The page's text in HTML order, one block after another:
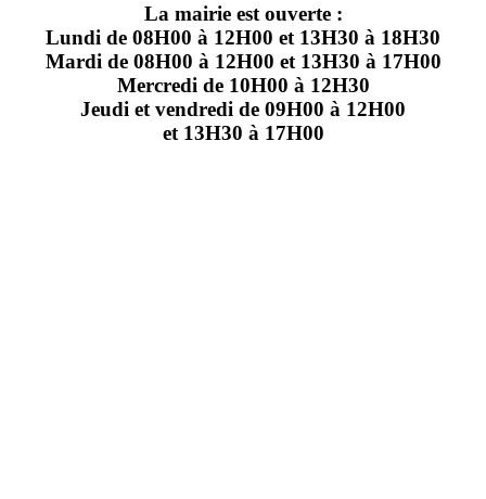
La mairie est ouverte :
Lundi de 08H00 à 12H00 et 13H30 à 18H30
Mardi de 08H00 à 12H00 et 13H30 à 17H00
Mercredi de 10H00 à 12H30
Jeudi et vendredi de 09H00 à 12H00
et 13H30 à 17H00